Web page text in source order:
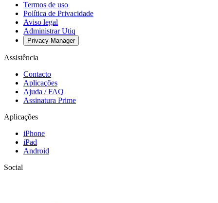
Termos de uso
Política de Privacidade
Aviso legal
Administrar Utiq
Privacy-Manager
Assistência
Contacto
Aplicações
Ajuda / FAQ
Assinatura Prime
Aplicações
iPhone
iPad
Android
Social